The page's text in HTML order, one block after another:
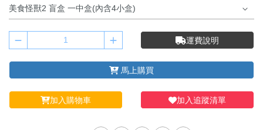
運費說明
馬上購買
加入購物車 加入追蹤清單